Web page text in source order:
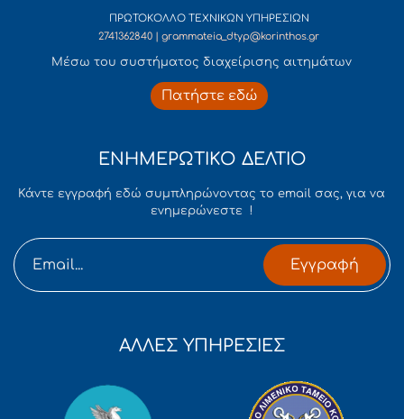
ΠΡΩΤΟΚΟΛΛΟ ΤΕΧΝΙΚΩΝ ΥΠΗΡΕΣΙΩΝ
2741362840 | grammateia_dtyp@korinthos.gr
Mέσω του συστήματος διαχείρισης αιτημάτων
Πατήστε εδώ
ΕΝΗΜΕΡΩΤΙΚΟ ΔΕΛΤΙΟ
Κάντε εγγραφή εδώ συμπληρώνοντας το email σας, για να
ενημερώνεστε !
Εγγραφή
ΑΛΛΕΣ ΥΠΗΡΕΣΙΕΣ